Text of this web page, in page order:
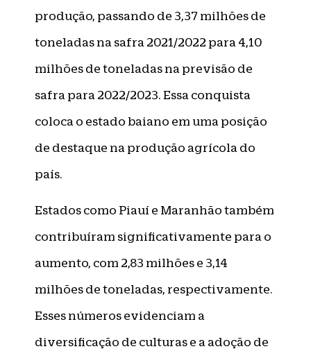
produção, passando de 3,37 milhões de
toneladas na safra 2021/2022 para 4,10
milhões de toneladas na previsão de
safra para 2022/2023. Essa conquista
coloca o estado baiano em uma posição
de destaque na produção agrícola do
país.
Estados como Piauí e Maranhão também
contribuíram significativamente para o
aumento, com 2,83 milhões e 3,14
milhões de toneladas, respectivamente.
Esses números evidenciam a
diversificação de culturas e a adoção de